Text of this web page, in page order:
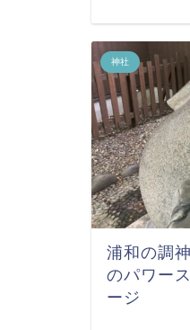
神社
浦和の調
のパワー
ージ